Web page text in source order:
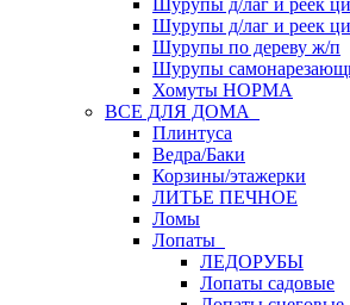
Шурупы д/лаг и реек
Шурупы д/лаг и реек
Шурупы по дереву ж/п
Шурупы
Хомуты НОРМА
ВСЕ ДЛЯ ДОМА
Плинтуса
Ведра/Баки
Корзины/этажерки
ЛИТЬЕ ПЕЧНОЕ
Ломы
Лопаты
ЛЕДОРУБЫ
Лопаты садовые